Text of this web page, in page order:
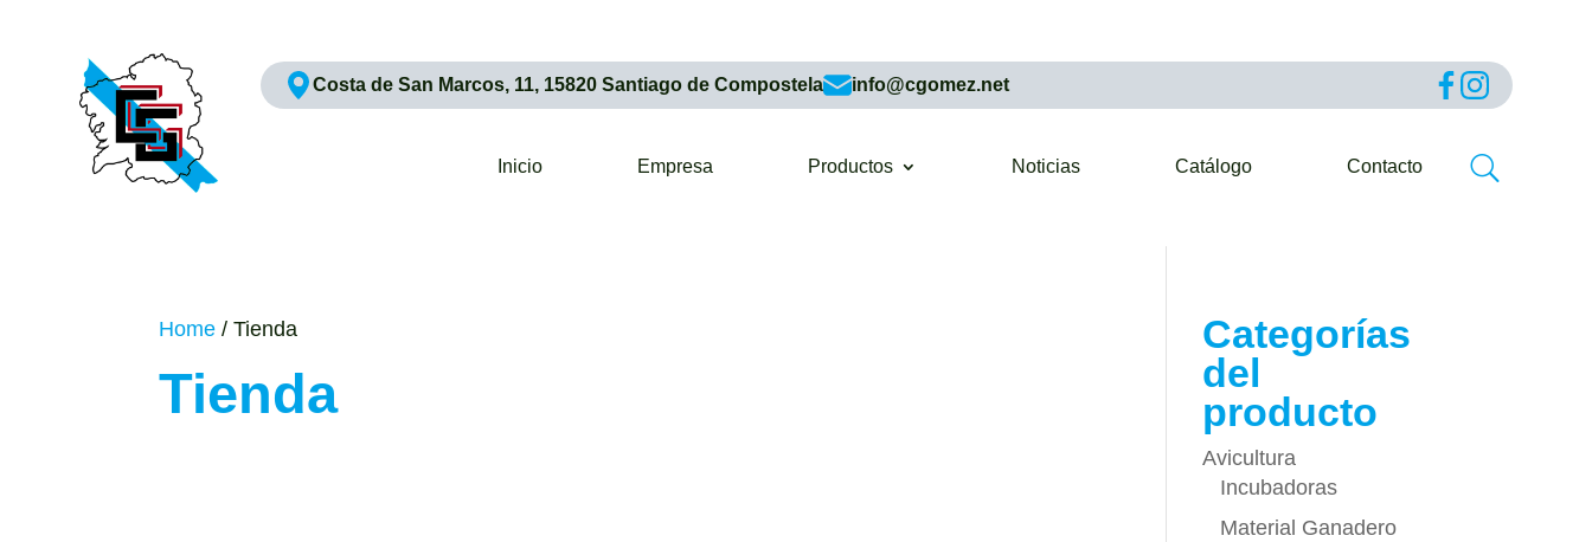
Costa de San Marcos, 11, 15820 Santiago de Compostela info@cgomez.net
Inicio Empresa Productos Noticias Catálogo Contacto
Home / Tienda
Tienda
Categorías
del
producto
Avicultura
Incubadoras
Material Ganadero